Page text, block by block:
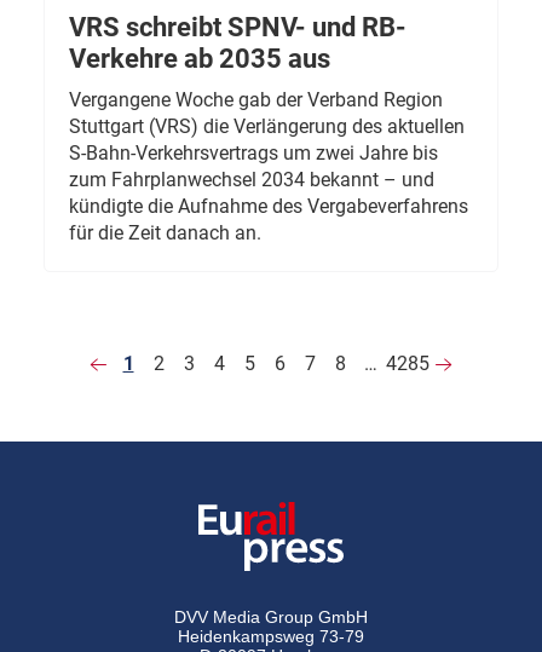
VRS schreibt SPNV- und RB-
Verkehre ab 2035 aus
Vergangene Woche gab der Verband Region
Stuttgart (VRS) die Verlängerung des aktuellen
S-Bahn-Verkehrsvertrags um zwei Jahre bis
zum Fahrplanwechsel 2034 bekannt – und
kündigte die Aufnahme des Vergabeverfahrens
für die Zeit danach an.
1 2 3 4 5 6 7 8 … 4285
DVV Media Group GmbH
Heidenkampsweg 73-79